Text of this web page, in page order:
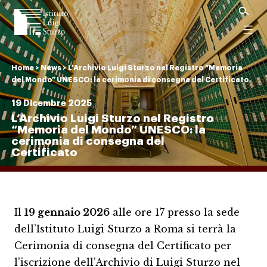
Istituto
Luigi
Sturzo
Menu
Home >News>L’Archivio Luigi Sturzo nel Registro “Memoria
del Mondo” UNESCO: la cerimonia di consegna del Certificato
19 Dicembre 2025
L’Archivio Luigi Sturzo nel Registro
“Memoria del Mondo” UNESCO: la
cerimonia di consegna del
Certificato
Il 19 gennaio 2026 alle ore 17 presso la sede
dell’Istituto Luigi Sturzo a Roma si terrà la
Cerimonia di consegna del Certificato per
l’iscrizione dell’Archivio di Luigi Sturzo nel